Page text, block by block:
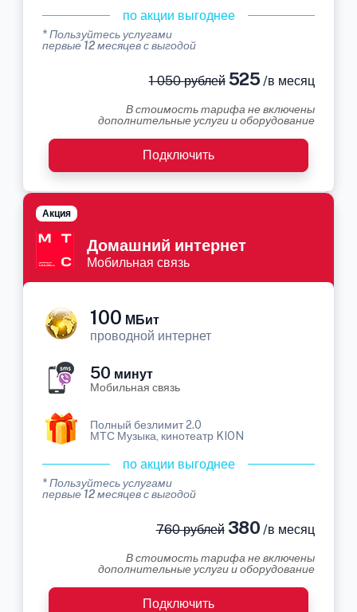
по акции выгоднее
* Пользуйтесь услугами
первые 12 месяцев с выгодой
1 050 рублей525 /в месяц
В стоимость тарифа не включены
дополнительные услуги и оборудование
Подключить
Домашний интернет
Мобильная связь
Акция
100 МБит
проводной интернет
50 минут
Мобильная связь
Полный безлимит 2.0
МТС Музыка, кинотеатр KION
по акции выгоднее
* Пользуйтесь услугами
первые 12 месяцев с выгодой
760 рублей380 /в месяц
В стоимость тарифа не включены
дополнительные услуги и оборудование
Подключить